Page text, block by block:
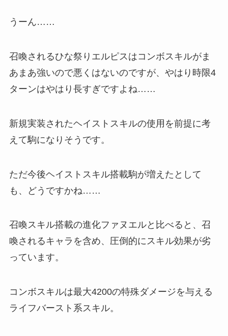
うーん……
召喚されるひな祭りエルピスはコンボスキルがま
あまあ強いので悪くはないのですが、やはり時限4
ターンはやはり長すぎですよね……
新規実装されたヘイストスキルの使用を前提に考
えて駒になりそうです。
ただ今後ヘイストスキル搭載駒が増えたとして
も、どうですかね……
召喚スキル搭載の進化ファヌエルと比べると、召
喚されるキャラを含め、圧倒的にスキル効果が劣
っています。
コンボスキルは最大4200の特殊ダメージを与える
ライフバースト系スキル。